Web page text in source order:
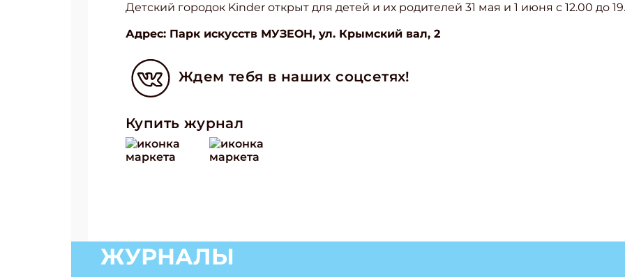
Детский городок Kinder открыт для детей и их родителей 31 мая и 1 июня с 12.00 до
Адрес: Парк искусств МУЗЕОН, ул. Крымский вал, 2
Ждем тебя в наших соцсетях!
Купить журнал
ЖУРНАЛЫ